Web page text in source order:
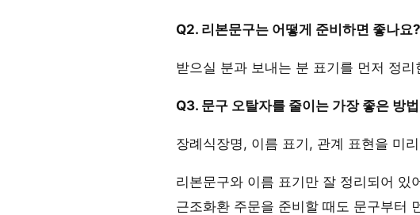
Q2. 리본문구는 어떻게 준비하면 좋나요?
받으실 분과 보내는 분 표기를 먼저 정
Q3. 문구 오탈자를 줄이는 가장 좋은 방
장례식장명, 이름 표기, 관계 표현을 미
리본문구와 이름 표기만 잘 정리되어 있
근조화환 주문을 준비할 때도 문구부터